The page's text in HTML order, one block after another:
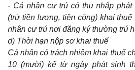
- Cá nhân cư trú có thu nhập
(trừ tiền lương, tiên công) khai
nhân cư trú nơi đăng ký thường trú
d) Thời hạn nộp sơ khai thuế
Cá nhân có trách nhiệm khai thuế
10 (mười) kể từ ngày phát sinh